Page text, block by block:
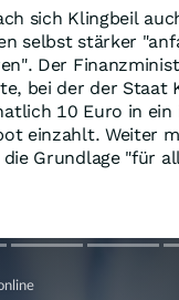
sich Klingbeil
selbst stärker
Der
bei der der Staat
10 Euro in ein
einzahlt. Weiter
Grundlage "für